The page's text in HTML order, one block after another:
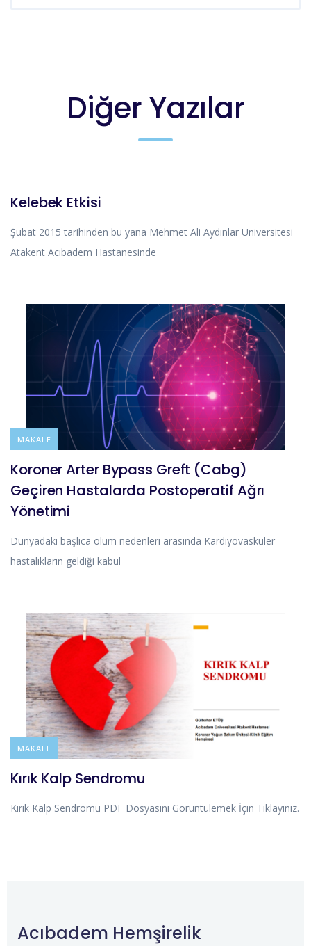
Diğer Yazılar
Kelebek Etkisi
Şubat 2015 tarihinden bu yana Mehmet Ali Aydınlar Üniversitesi
Atakent Acıbadem Hastanesinde
BLOG
MAKALE
Koroner Arter Bypass Greft (Cabg)
Geçiren Hastalarda Postoperatif Ağrı
Yönetimi
Dünyadaki başlıca ölüm nedenleri arasında Kardiyovasküler
hastalıkların geldiği kabul
BLOG
MAKALE
Kırık Kalp Sendromu
Kırık Kalp Sendromu PDF Dosyasını Görüntülemek İçin Tıklayınız.
Acıbadem Hemşirelik